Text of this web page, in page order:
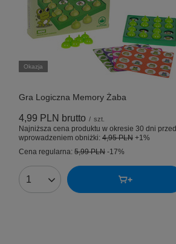
Okazja
Gra Logiczna Memory Żaba
4,99 PLN brutto / szt.
Najniższa cena produktu w okresie 30 dni przed
wprowadzeniem obniżki: 4,95 PLN +1%
Cena regularna: 5,99 PLN -17%
Ilość produktów